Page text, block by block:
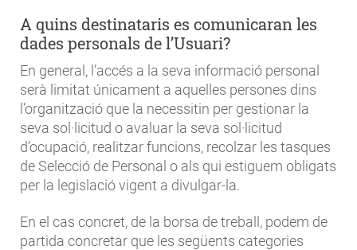
A quins destinataris es comunicaran les
dades personals de l’Usuari?
En general, l’accés a la seva informació personal
serà limitat únicament a aquelles persones dins
l’organització que la necessitin per gestionar la
seva sol·licitud o avaluar la seva sol·licitud
d’ocupació, realitzar funcions, recolzar les tasques
de Selecció de Personal o als qui estiguem obligats
per la legislació vigent a divulgar-la.
En el cas concret, de la borsa de treball, podem de
partida concretar que les següents categories